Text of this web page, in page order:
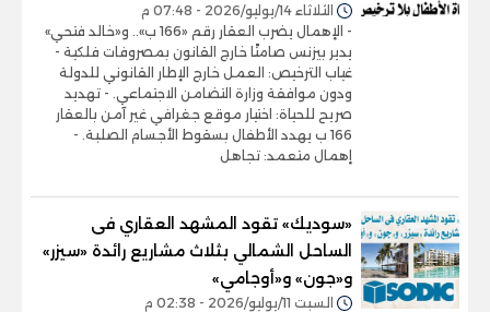
الثلاثاء 14/يوليو/2026 - 07:48 م
- الإهمال يضرب العقار رقم «166 ب».. و«خالد فتحي»
يدير بيزنس صامتًا خارج القانون بمصروفات فلكية -
غياب الترخيص: العمل خارج الإطار القانوني للدولة
ودون موافقة وزارة التضامن الاجتماعي. - تهديد
صريح للحياة: اختيار موقع جغرافي غير آمن بالعقار
166 ب يهدد الأطفال بسقوط الأجسام الصلبة. -
إهمال متعمد: تجاهل
«سوديك» تقود المشهد العقاري فى
الساحل الشمالي بثلاث مشاريع رائدة «سيزر»
و«جون» و«أوجامي»
السبت 11/يوليو/2026 - 02:38 م